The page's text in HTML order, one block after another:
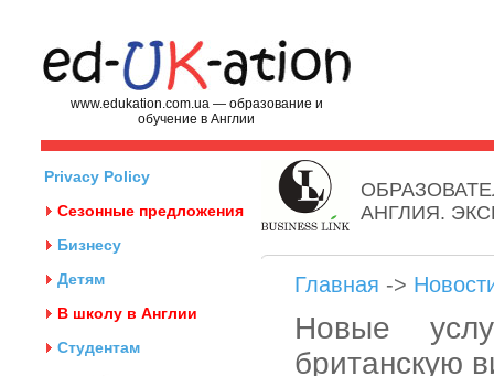
www.edukation.com.ua — образование и
обучение в Англии
Privacy Policy
Сезонные предложения
Бизнесу
Детям
В школу в Англии
Студентам
АНГЛИЯ.
Главная ->
Новые
британскую